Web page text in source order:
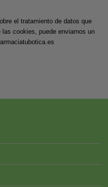
el tratamiento de datos que
cookies, puede enviarnos un
.es